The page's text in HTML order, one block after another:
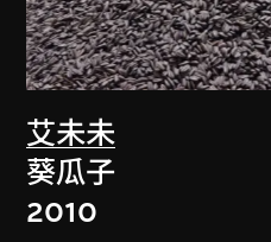
艾未未
葵瓜子
2010